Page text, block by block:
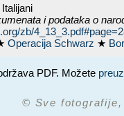
Italijani
i podataka o
zb/
Operacija Schwarz ★
PDF. Možete
© Sve